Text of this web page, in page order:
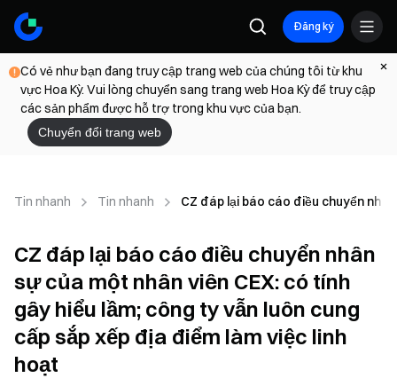
Đăng ký
Có vẻ như bạn đang truy cập trang web của chúng tôi từ khu
vực Hoa Kỳ. Vui lòng chuyển sang trang web Hoa Kỳ để truy cập
các sản phẩm được hỗ trợ trong khu vực của bạn.
Chuyển đổi trang web
Tin nhanh Tin nhanh CZ đáp lại báo cáo điều chuyển
CZ đáp lại báo cáo điều chuyển nhân
sự của một nhân viên CEX: có tính
gây hiểu lầm; công ty vẫn luôn cung
cấp sắp xếp địa điểm làm việc linh
hoạt